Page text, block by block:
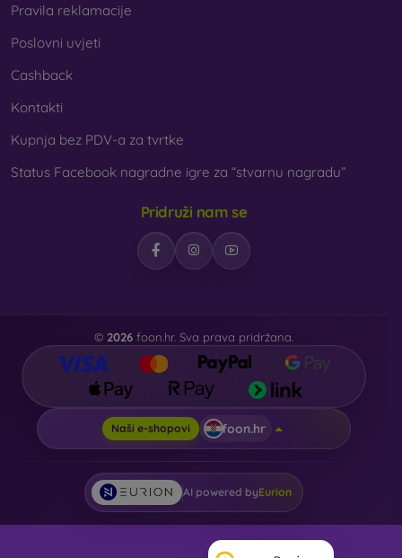
Pravila reklamacije
Poslovni uvjeti
Cashback
Kontakti
Kupnja bez PDV-a za tvrtke
Status Facebook nagradne igre za “stvarnu nagradu”
Pridruži nam se
© 2026 foon.hr. Sva prava pridržana.
Naši e-shopovi foon.hr
AI powered byEurion